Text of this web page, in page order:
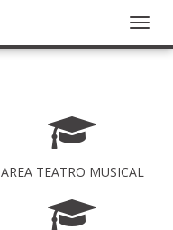
AREA TEATRO MUSICAL